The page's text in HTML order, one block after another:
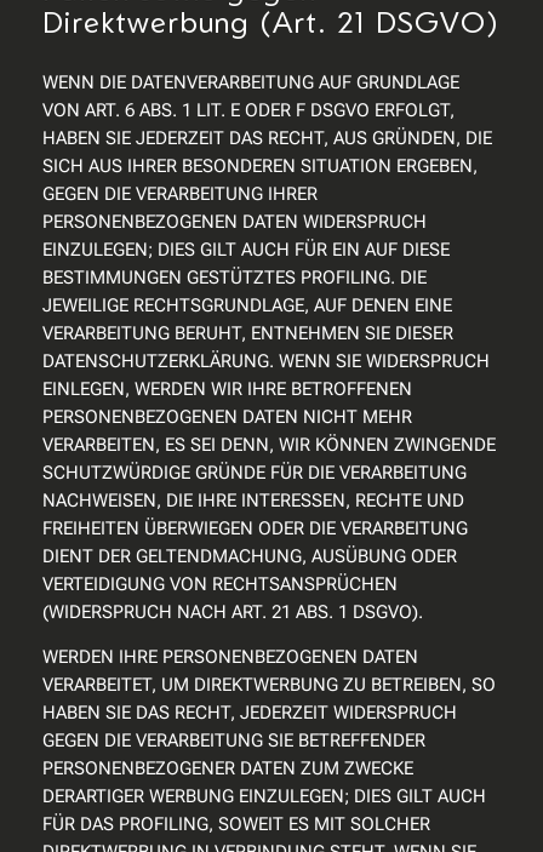
Direktwerbung (Art. 21 DSGVO)
WENN DIE DATENVERARBEITUNG AUF GRUNDLAGE
VON ART. 6 ABS. 1 LIT. E ODER F DSGVO ERFOLGT,
HABEN SIE JEDERZEIT DAS RECHT, AUS GRÜNDEN, DIE
SICH AUS IHRER BESONDEREN SITUATION ERGEBEN,
GEGEN DIE VERARBEITUNG IHRER
PERSONENBEZOGENEN DATEN WIDERSPRUCH
EINZULEGEN; DIES GILT AUCH FÜR EIN AUF DIESE
BESTIMMUNGEN GESTÜTZTES PROFILING. DIE
JEWEILIGE RECHTSGRUNDLAGE, AUF DENEN EINE
VERARBEITUNG BERUHT, ENTNEHMEN SIE DIESER
DATENSCHUTZERKLÄRUNG. WENN SIE WIDERSPRUCH
EINLEGEN, WERDEN WIR IHRE BETROFFENEN
PERSONENBEZOGENEN DATEN NICHT MEHR
VERARBEITEN, ES SEI DENN, WIR KÖNNEN ZWINGENDE
SCHUTZWÜRDIGE GRÜNDE FÜR DIE VERARBEITUNG
NACHWEISEN, DIE IHRE INTERESSEN, RECHTE UND
FREIHEITEN ÜBERWIEGEN ODER DIE VERARBEITUNG
DIENT DER GELTENDMACHUNG, AUSÜBUNG ODER
VERTEIDIGUNG VON RECHTSANSPRÜCHEN
(WIDERSPRUCH NACH ART. 21 ABS. 1 DSGVO).
WERDEN IHRE PERSONENBEZOGENEN DATEN
VERARBEITET, UM DIREKTWERBUNG ZU BETREIBEN, SO
HABEN SIE DAS RECHT, JEDERZEIT WIDERSPRUCH
GEGEN DIE VERARBEITUNG SIE BETREFFENDER
PERSONENBEZOGENER DATEN ZUM ZWECKE
DERARTIGER WERBUNG EINZULEGEN; DIES GILT AUCH
FÜR DAS PROFILING, SOWEIT ES MIT SOLCHER